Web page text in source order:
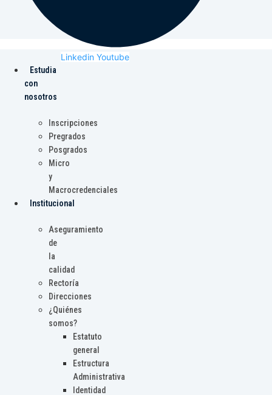
Linkedin Youtube
Estudia
con
nosotros
Inscripciones
Pregrados
Posgrados
Micro
y
Macrocredenciales
Institucional
Aseguramiento
de
la
calidad
Rectoría
Direcciones
¿Quiénes
somos?
Estatuto
general
Estructura
Administrativa
Identidad